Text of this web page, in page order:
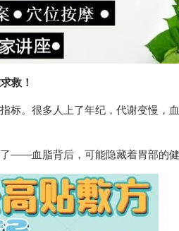
救！
标。很多人上了年纪，代谢变慢，
——血脂背后，可能隐藏着胃部的健